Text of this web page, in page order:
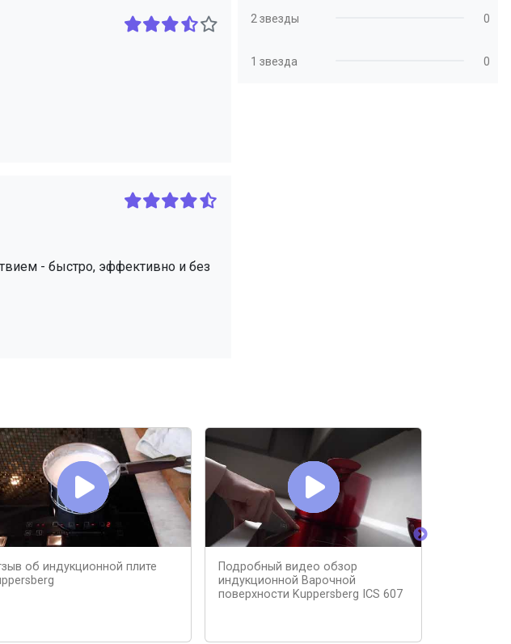
- быстро, эффективно и без
2 звезды 0
1 звезда 0
об индукционной плите
Подробный видео обзор
индукционной Варочной
поверхности Kuppersberg ICS 607